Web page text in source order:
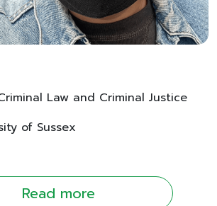
Law and Criminal Justice
of Sussex
Read more